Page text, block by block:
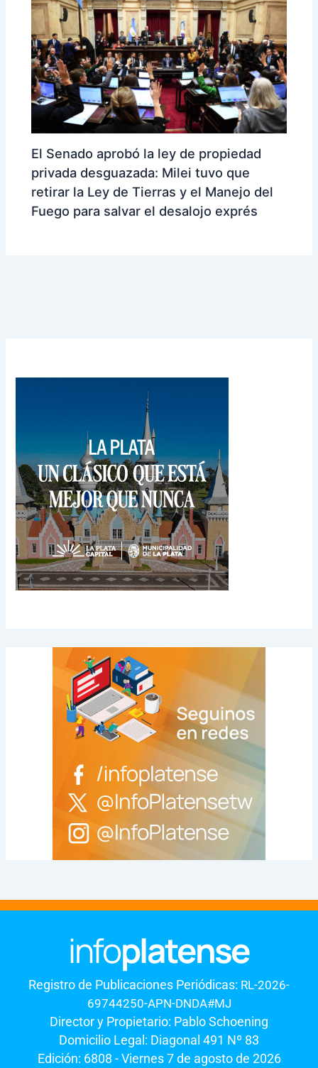
El Senado aprobó la ley de propiedad
privada desguazada: Milei tuvo que
retirar la Ley de Tierras y el Manejo del
Fuego para salvar el desalojo exprés
Registro de Publicaciones Periódicas: RL-2026-
69744250-APN-DNDA#MJ
Director y Propietario: Pablo Schoening
Domicilio Legal: Diagonal 491 Nº 83
Edición: 6808 - Viernes 7 de agosto de 2026